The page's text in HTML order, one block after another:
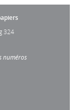
324
numéros